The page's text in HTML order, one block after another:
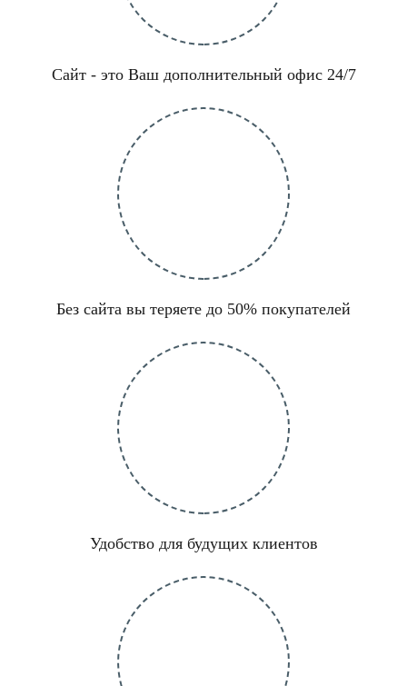
Сайт - это Ваш дополнительный офис 24/7
Без сайта вы теряете до 50% покупателей
Удобство для будущих клиентов